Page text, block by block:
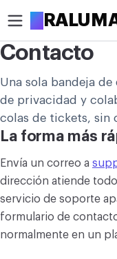
A
Recortar
Recortar
OPTIMIZAR
Comprimir
Aumentar
Eliminar fondo
Contacto
Una sola bandeja
de privacidad y
colas de tickets, sin
La forma más
Envía un correo a
dirección atiende
servicio de soporte
formulario de
normalmente en un